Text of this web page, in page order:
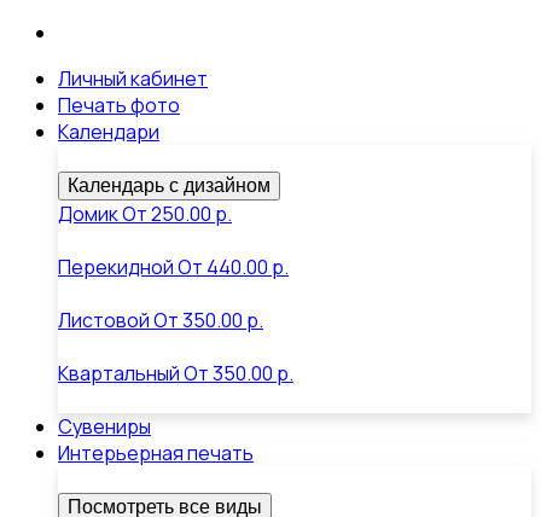
Личный кабинет
Печать фото
Календари
Календарь с дизайном
ДомикОт250.00 р.
ПерекиднойОт 440.00 р.
ЛистовойОт350.00 р.
КвартальныйОт350.00 р.
Сувениры
Интерьерная печать
Посмотреть все виды